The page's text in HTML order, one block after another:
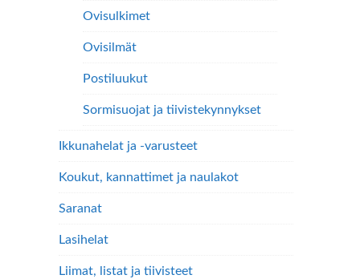
Ovisulkimet
Ovisilmät
Postiluukut
Sormisuojat ja tiivistekynnykset
Ikkunahelat ja -varusteet
Koukut, kannattimet ja naulakot
Saranat
Lasihelat
Liimat, listat ja tiivisteet